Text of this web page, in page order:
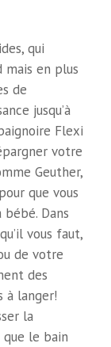
qui
mais en plus
de
jusqu’à
Flexi
votre
Geuther,
que vous
Dans
vous faut,
de votre
des
à langer!
la
le bain